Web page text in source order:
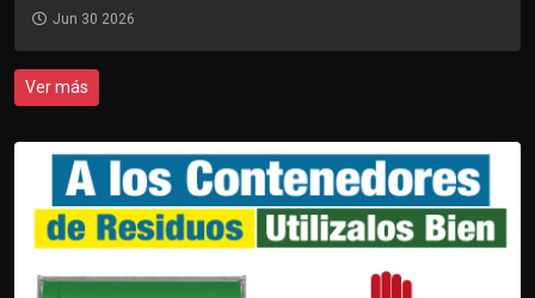
Jun 30 2026
Ver más